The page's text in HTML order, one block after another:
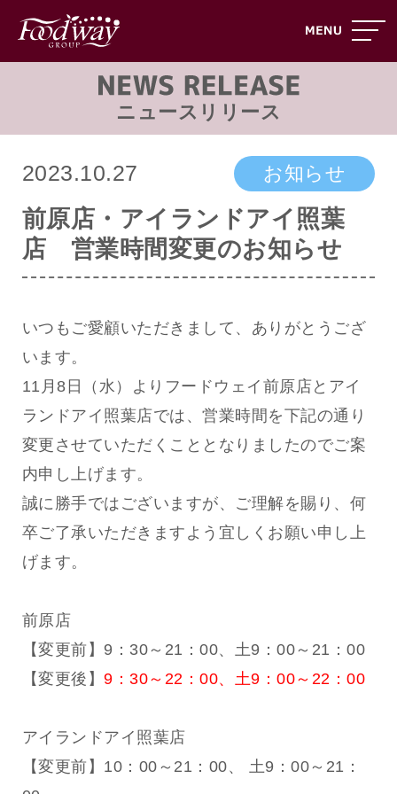
ニュースリリース
2023.10.27 お知らせ
前原店・アイランドアイ照葉
店 営業時間変更のお知らせ
いつもご愛顧いただきまして、ありがとうござ
います。
11月8日（水）よりフードウェイ前原店とアイ
ランドアイ照葉店では、営業時間を下記の通り
変更させていただくこととなりましたのでご案
内申し上げます。
誠に勝手ではございますが、ご理解を賜り、何
卒ご了承いただきますよう宜しくお願い申し上
げます。
前原店
【変更前】9：30～21：00、土9：00～21：00
【変更後】9：30～22：00、土9：00～22：00
アイランドアイ照葉店
【変更前】10：00～21：00、 土9：00～21：